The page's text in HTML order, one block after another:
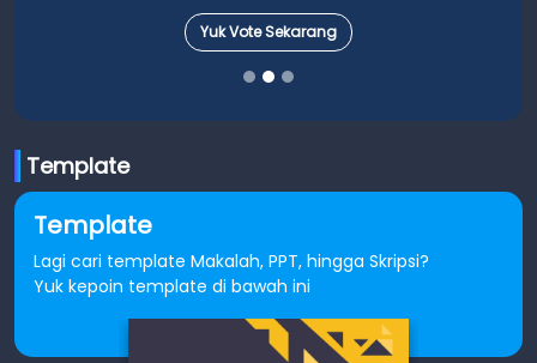
Yuk Vote Sekarang
Template
Template
Lagi cari template Makalah, PPT, hingga Skripsi?
Yuk kepoin template di bawah ini